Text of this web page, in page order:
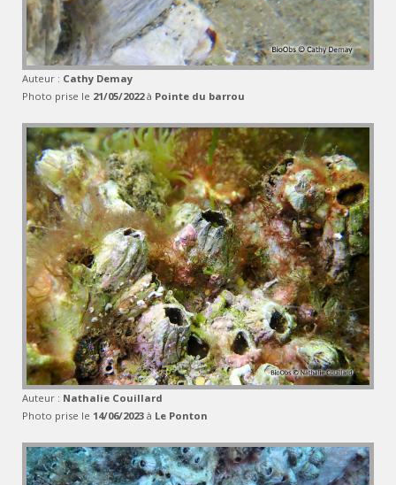
Auteur : Cathy Demay
Photo prise le 21/05/2022à Pointe du barrou
Auteur : Nathalie Couillard
Photo prise le 14/06/2023 à Le Ponton